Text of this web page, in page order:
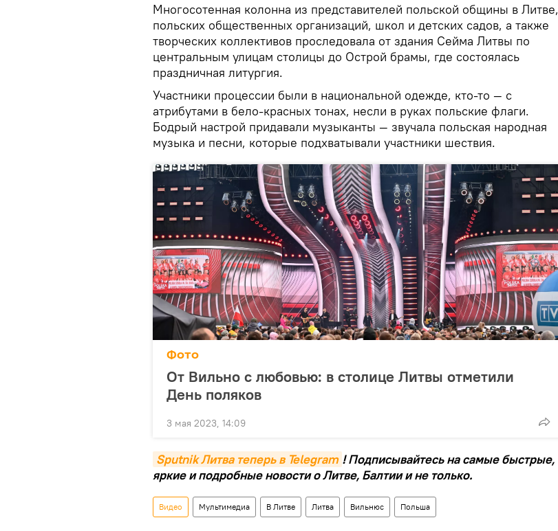
Многосотенная колонна из представителей польской общины в Литве,
польских общественных организаций, школ и детских садов, а также
творческих коллективов проследовала от здания Сейма Литвы по
центральным улицам столицы до Острой брамы, где состоялась
праздничная литургия.
Участники процессии были в национальной одежде, кто-то — с
атрибутами в бело-красных тонах, несли в руках польские флаги.
Бодрый настрой придавали музыканты — звучала польская народная
музыка и песни, которые подхватывали участники шествия.
Фото
От Вильно с любовью: в столице Литвы отметили
День поляков
3 мая 2023, 14:09
Sputnik Литва теперь в Telegram ! Подписывайтесь на самые быстрые,
яркие и подробные новости о Литве, Балтии и не только.
Видео Мультимедиа В Литве Литва Вильнюс Польша